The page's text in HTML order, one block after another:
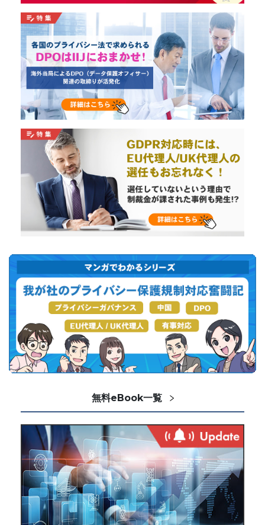
無料eBook一覧